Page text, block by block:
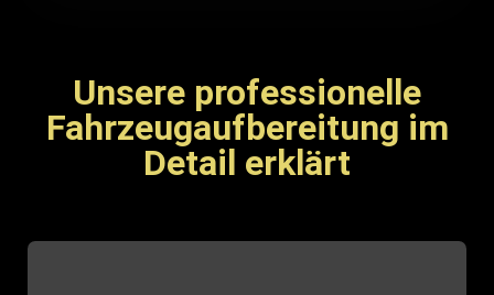
Unsere professionelle
Fahrzeugaufbereitung im
Detail erklärt